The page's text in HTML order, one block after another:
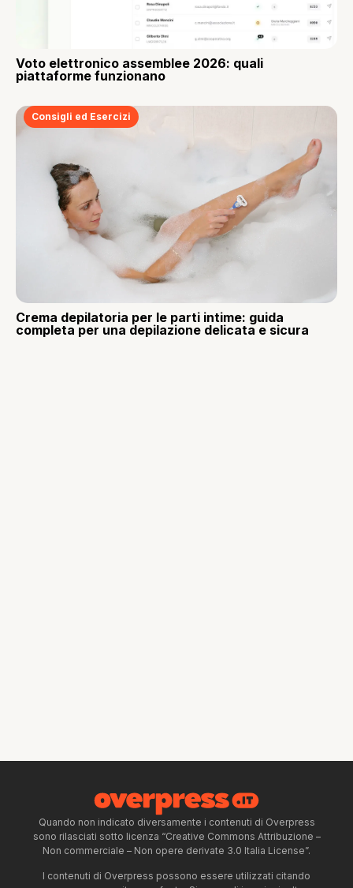
Voto elettronico assemblee 2026: quali
piattaforme funzionano
Consigli ed Esercizi
Crema depilatoria per le parti intime: guida
completa per una depilazione delicata e sicura
Quando non indicato diversamente i contenuti di Overpress
sono rilasciati sotto licenza “Creative Commons Attribuzione –
Non commerciale – Non opere derivate 3.0 Italia License”.
I contenuti di Overpress possono essere utilizzati citando